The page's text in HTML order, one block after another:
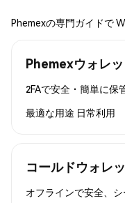
Phemexの専門ガイドで
Phemexウォレッ
2FAで安全・簡単に保
最適な用途 日常利用
コールドウォレ
オフラインで安全、シ